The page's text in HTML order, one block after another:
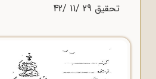
تحقیق 29 /11 /42